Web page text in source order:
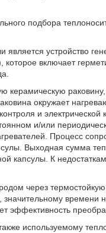
подбора
устройство
включает
керамическую
окружает
и
и/или
Процесс
Выходная сумма
капсулы. К
через
значительному времени
эффективность
используемому